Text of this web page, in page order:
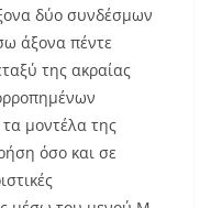
δύο συνδέσμων
άξονα πέντε
της ακραίας
μοντέλα της
όσο και σε